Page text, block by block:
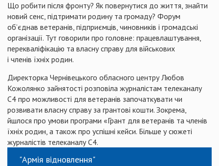
Що робити після фронту? Як повернутися до життя, знайти
новий сенс, підтримати родину та громаду? Форум
об’єднав ветеранів, підприємців, чиновників і громадські
організації. Тут говорили про головне: працевлаштування,
перекваліфікацію та власну справу для військових
і членів їхніх родин.
Директорка Чернівецького обласного центру Любов
Кожолянко зайнятості розповіла журналістам телеканалу
С4 про можливості для ветеранів започаткувати чи
розвивати власну справу за грантові кошти. Зокрема,
йшлося про умови програми «Грант для ветеранів та членів
їхніх родин, а також про успішні кейси. Більше у сюжеті
журналістів телеканалу С4.
"Армія відновлення"